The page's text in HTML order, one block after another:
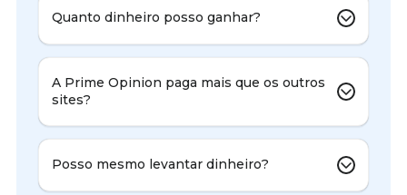
Quanto dinheiro posso ganhar?
A Prime Opinion paga mais que os outros
sites?
Posso mesmo levantar dinheiro?